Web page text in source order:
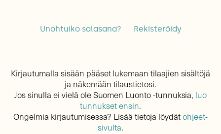
Unohtuiko salasana? Rekisteröidy
Kirjautumalla sisään pääset lukemaan tilaajien sisältöjä
ja näkemään tilaustietosi.
Jos sinulla ei vielä ole Suomen Luonto -tunnuksia, luo
tunnukset ensin.
Ongelmia kirjautumisessa? Lisää tietoja löydätohjeet-
sivulta.